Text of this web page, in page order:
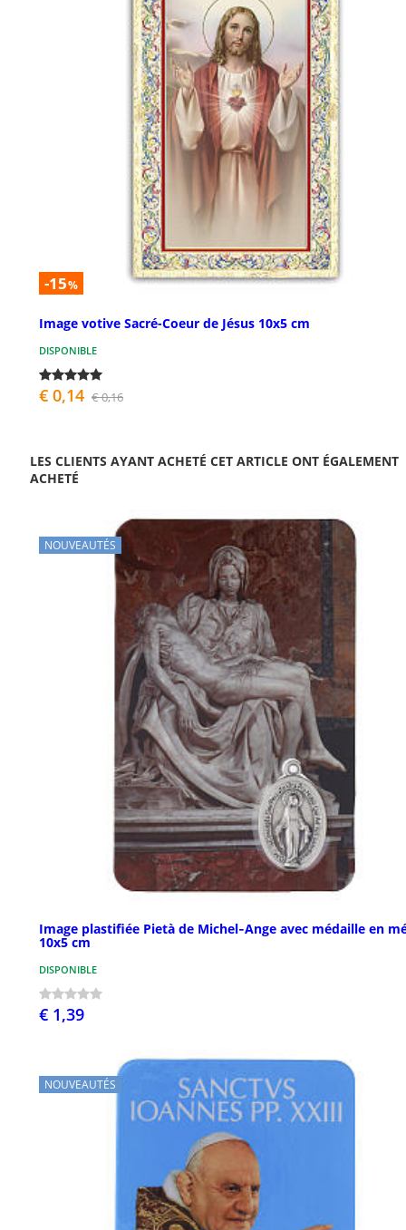
-15%
Image votive Sacré-Coeur de Jésus 10x5 cm
DISPONIBLE
€ 0,14 € 0,16
LES CLIENTS AYANT ACHETÉ CET ARTICLE ONT ÉGALEMENT
ACHETÉ
NOUVEAUTÉS
Image plastifiée Pietà de Michel‑Ange avec médaille en
10x5 cm
DISPONIBLE
€ 1,39
NOUVEAUTÉS